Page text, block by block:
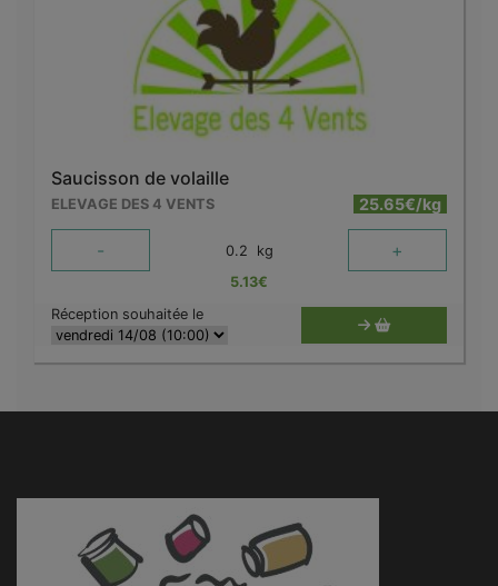
Saucisson de volaille
ELEVAGE DES 4 VENTS 25.65€/kg
- 0.2 kg +
5.13€
Réception souhaitée le